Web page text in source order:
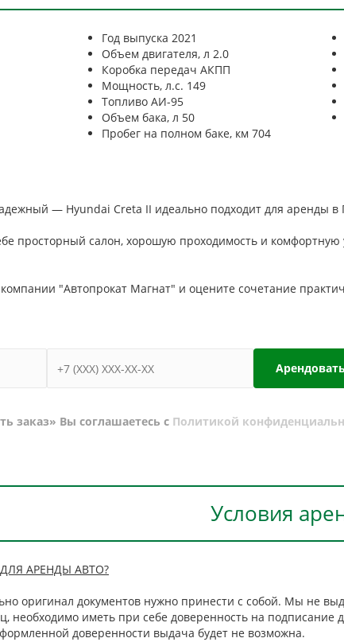
Год выпуска 2021
Объем двигателя, л 2.0
Коробка передач АКПП
Мощность, л.с. 149
Топливо АИ-95
Объем бака, л 50
Пробег на полном баке, км 704
— Hyundai Creta II идеально подходит для аренды в
просторный салон, хорошую проходимость и
"Автопрокат Магнат" и оцените сочетание
заказ» Вы соглашаетесь с Политикой
Условия
АРЕНДЫ АВТО?
оригинал документов нужно принести с собой. Мы не
необходимо иметь при себе доверенность на
доверенности выдача будет не возможна.